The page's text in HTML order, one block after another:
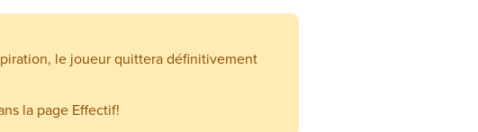
le joueur quittera définitivement
la page Effectif!